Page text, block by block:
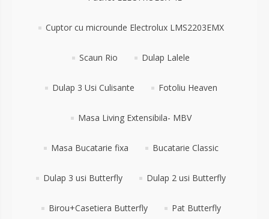
Cuptor cu microunde Electrolux LMS2203EMX
Scaun Rio Dulap Lalele
Dulap 3 Usi Culisante Fotoliu Heaven
Masa Living Extensibila- MBV
Masa Bucatarie fixa Bucatarie Classic
Dulap 3 usi Butterfly Dulap 2 usi Butterfly
Birou+Casetiera Butterfly Pat Butterfly